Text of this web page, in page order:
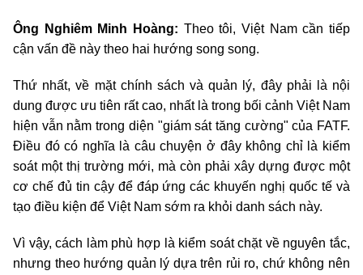
Ông Nghiêm Minh Hoàng: Theo tôi, Việt Nam cần tiếp
cận vấn đề này theo hai hướng song song.
Thứ nhất, về mặt chính sách và quản lý, đây phải là nội
dung được ưu tiên rất cao, nhất là trong bối cảnh Việt Nam
hiện vẫn nằm trong diện "giám sát tăng cường" của FATF.
Điều đó có nghĩa là câu chuyện ở đây không chỉ là kiểm
soát một thị trường mới, mà còn phải xây dựng được một
cơ chế đủ tin cậy để đáp ứng các khuyến nghị quốc tế và
tạo điều kiện để Việt Nam sớm ra khỏi danh sách này.
Vì vậy, cách làm phù hợp là kiểm soát chặt về nguyên tắc,
nhưng theo hướng quản lý dựa trên rủi ro, chứ không nên